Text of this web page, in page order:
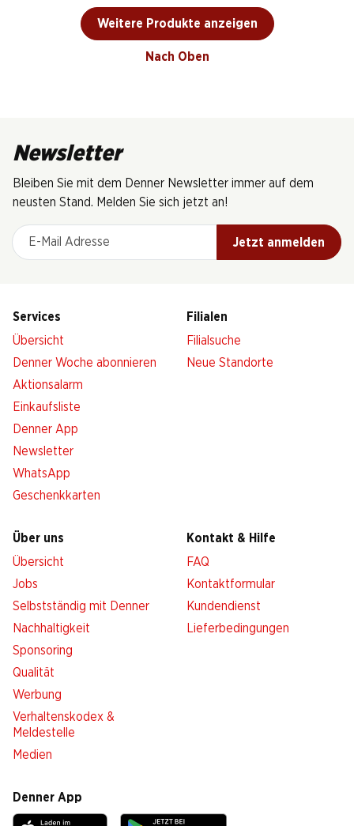
Weitere Produkte anzeigen
Nach Oben
Newsletter
Bleiben Sie mit dem Denner Newsletter immer auf dem
neusten Stand. Melden Sie sich jetzt an!
E-Mail Adresse
Jetzt anmelden
Services
Übersicht
Denner Woche abonnieren
Aktionsalarm
Einkaufsliste
Denner App
Newsletter
WhatsApp
Geschenkkarten
Filialen
Filialsuche
Neue Standorte
Über uns
Übersicht
Jobs
Selbstständig mit Denner
Nachhaltigkeit
Sponsoring
Qualität
Werbung
Verhaltenskodex &
Meldestelle
Medien
Kontakt & Hilfe
FAQ
Kontaktformular
Kundendienst
Lieferbedingungen
Denner App